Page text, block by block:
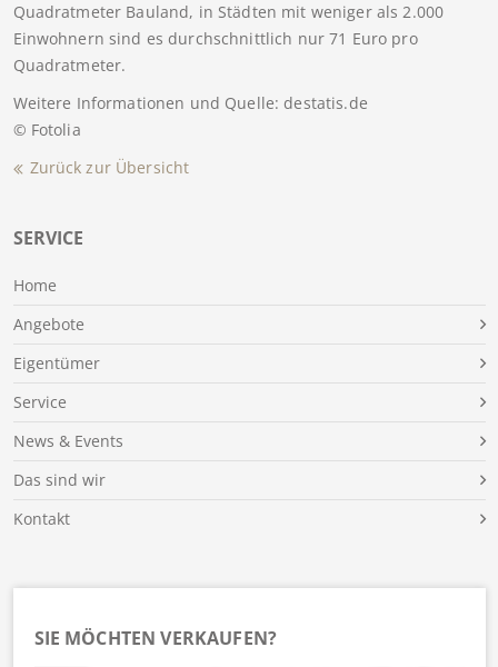
SERVICE
Home
Angebote
Eigentümer
Service
News & Events
Das sind wir
Kontakt
SIE MÖCHTEN VERKAUFEN?
Quadratmeter Bauland, in Städten mit weniger als 2.000
Einwohnern sind es durchschnittlich nur 71 Euro pro
Quadratmeter.
Weitere Informationen und Quelle: destatis.de
© Fotolia
Zurück zur Übersicht